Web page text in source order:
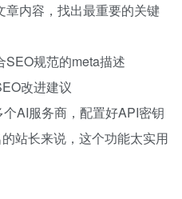
章内容，找出最重要的关键
SEO规范的meta描述
改进建议
AI服务商，配置好API密钥
站长来说，这个功能太实用